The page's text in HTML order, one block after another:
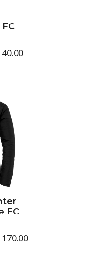
40.00Preisspanne:
FC
170.00Preisspanne: